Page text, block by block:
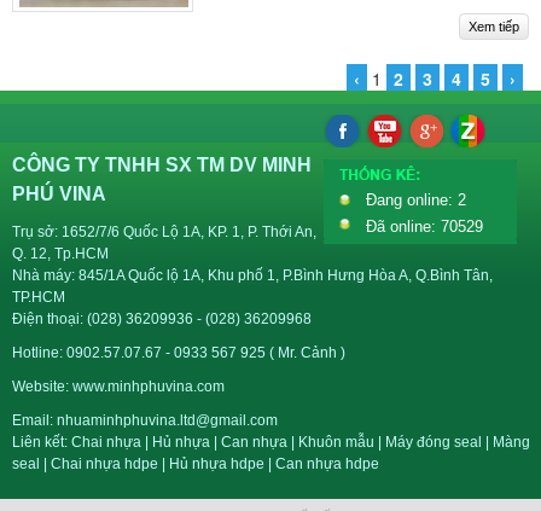
‹ 1 2 3 4 5 ›
Đang online: 2
Đã online: 70529
CÔNG TY TNHH SX TM DV MINH
PHÚ VINA
Trụ sở: 1652/7/6 Quốc Lộ 1A, KP. 1, P. Thới An,
Q. 12, Tp.HCM
Nhà máy: 845/1A Quốc lộ 1A, Khu phố 1, P.Bình Hưng Hòa A, Q.Bình Tân,
TP.HCM
Điện thoại: (028) 36209936 - (028) 36209968
Hotline: 0902.57.07.67 - 0933 567 925 ( Mr. Cảnh )
Website: www.minhphuvina.com
Email: nhuaminhphuvina.ltd@gmail.com
Liên kết: Chai nhựa | Hủ nhựa | Can nhựa | Khuôn mẫu | Máy đóng seal | Màng
seal | Chai nhựa hdpe | Hủ nhựa hdpe | Can nhựa hdpe